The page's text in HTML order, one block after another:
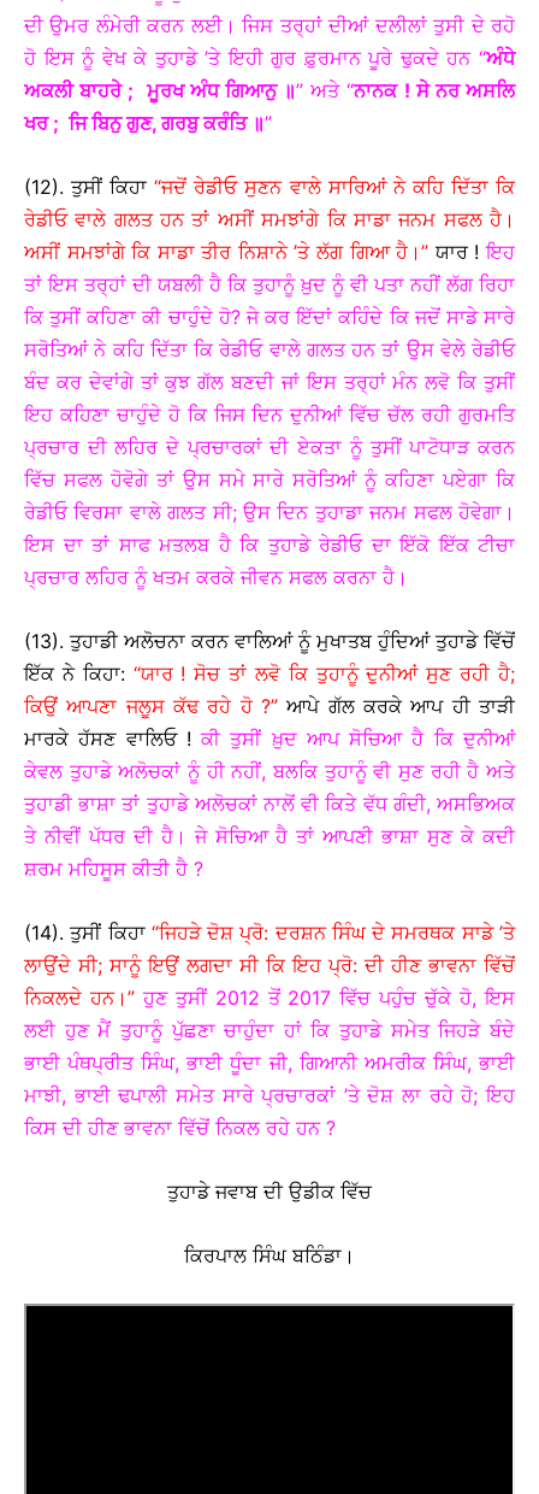
ਦੀ ਉਮਰ ਲੰਮੇਰੀ ਕਰਨ ਲਈ। ਜਿਸ ਤਰ੍ਹਾਂ ਦੀਆਂ ਦਲੀਲਾਂ ਤੁਸੀ ਦੇ ਰਹੋ
ਹੋ ਇਸ ਨੂੰ ਵੇਖ ਕੇ ਤੁਹਾਡੇ ’ਤੇ ਇਹੀ ਗੁਰ ਫ਼ੁਰਮਾਨ ਪੂਰੇ ਢੁਕਦੇ ਹਨ “ਅੰਧੇ
ਅਕਲੀ ਬਾਹਰੇ ; ਮੂਰਖ ਅੰਧ ਗਿਆਨੁ ॥” ਅਤੇ “ਨਾਨਕ ! ਸੇ ਨਰ ਅਸਲਿ
ਖਰ ; ਜਿ ਬਿਨੁ ਗੁਣ, ਗਰਬੁ ਕਰੰਤਿ ॥”
(12). ਤੁਸੀਂ ਕਿਹਾ“ਜਦੋਂ ਰੇਡੀਓ ਸੁਣਨ ਵਾਲੇ ਸਾਰਿਆਂ ਨੇ ਕਹਿ ਦਿੱਤਾ ਕਿ
ਰੇਡੀਓ ਵਾਲੇ ਗਲਤ ਹਨ ਤਾਂ ਅਸੀਂ ਸਮਝਾਂਗੇ ਕਿ ਸਾਡਾ ਜਨਮ ਸਫਲ ਹੈ।
ਅਸੀਂ ਸਮਝਾਂਗੇ ਕਿ ਸਾਡਾ ਤੀਰ ਨਿਸ਼ਾਨੇ ’ਤੇ ਲੱਗ ਗਿਆ ਹੈ।” ਯਾਰ !ਇਹ
ਤਾਂ ਇਸ ਤਰ੍ਹਾਂ ਦੀ ਯਬਲੀ ਹੈ ਕਿ ਤੁਹਾਨੂੰ ਖ਼ੁਦ ਨੂੰ ਵੀ ਪਤਾ ਨਹੀਂ ਲੱਗ ਰਿਹਾ
ਕਿ ਤੁਸੀਂ ਕਹਿਣਾ ਕੀ ਚਾਹੁੰਦੇ ਹੋ? ਜੇ ਕਰ ਇੱਦਾਂ ਕਹਿੰਦੇ ਕਿ ਜਦੋਂ ਸਾਡੇ ਸਾਰੇ
ਸਰੋਤਿਆਂ ਨੇ ਕਹਿ ਦਿੱਤਾ ਕਿ ਰੇਡੀਓ ਵਾਲੇ ਗਲਤ ਹਨ ਤਾਂ ਉਸ ਵੇਲੇ ਰੇਡੀਓ
ਬੰਦ ਕਰ ਦੇਵਾਂਗੇ ਤਾਂ ਕੁਝ ਗੱਲ ਬਣਦੀ ਜਾਂ ਇਸ ਤਰ੍ਹਾਂ ਮੰਨ ਲਵੋ ਕਿ ਤੁਸੀਂ
ਇਹ ਕਹਿਣਾ ਚਾਹੁੰਦੇ ਹੋ ਕਿ ਜਿਸ ਦਿਨ ਦੁਨੀਆਂ ਵਿੱਚ ਚੱਲ ਰਹੀ ਗੁਰਮਤਿ
ਪ੍ਰਚਾਰ ਦੀ ਲਹਿਰ ਦੇ ਪ੍ਰਚਾਰਕਾਂ ਦੀ ਏਕਤਾ ਨੂੰ ਤੁਸੀਂ ਪਾਟੋਧਾੜ ਕਰਨ
ਵਿੱਚ ਸਫਲ ਹੋਵੋਗੇ ਤਾਂ ਉਸ ਸਮੇ ਸਾਰੇ ਸਰੋਤਿਆਂ ਨੂੰ ਕਹਿਣਾ ਪਏਗਾ ਕਿ
ਰੇਡੀਓ ਵਿਰਸਾ ਵਾਲੇ ਗਲਤ ਸੀ; ਉਸ ਦਿਨ ਤੁਹਾਡਾ ਜਨਮ ਸਫਲ ਹੋਵੇਗਾ।
ਇਸ ਦਾ ਤਾਂ ਸਾਫ ਮਤਲਬ ਹੈ ਕਿ ਤੁਹਾਡੇ ਰੇਡੀਓ ਦਾ ਇੱਕੋ ਇੱਕ ਟੀਚਾ
ਪ੍ਰਚਾਰ ਲਹਿਰ ਨੂੰ ਖਤਮ ਕਰਕੇ ਜੀਵਨ ਸਫਲ ਕਰਨਾ ਹੈ।
(13). ਤੁਹਾਡੀ ਅਲੋਚਨਾ ਕਰਨ ਵਾਲਿਆਂ ਨੂੰ ਮੁਖਾਤਬ ਹੁੰਦਿਆਂ ਤੁਹਾਡੇ ਵਿੱਚੋਂ
ਇੱਕ ਨੇ ਕਿਹਾ: “ਯਾਰ ! ਸੋਚ ਤਾਂ ਲਵੋ ਕਿ ਤੁਹਾਨੂੰ ਦੁਨੀਆਂ ਸੁਣ ਰਹੀ ਹੈ;
ਕਿਉਂ ਆਪਣਾ ਜਲੂਸ ਕੱਢ ਰਹੇ ਹੋ ?” ਆਪੇ ਗੱਲ ਕਰਕੇ ਆਪ ਹੀ ਤਾੜੀ
ਮਾਰਕੇ ਹੱਸਣ ਵਾਲਿਓ !ਕੀ ਤੁਸੀਂ ਖ਼ੁਦ ਆਪ ਸੋਚਿਆ ਹੈ ਕਿ ਦੁਨੀਆਂ
ਕੇਵਲ ਤੁਹਾਡੇ ਅਲੋਚਕਾਂ ਨੂੰ ਹੀ ਨਹੀਂ, ਬਲਕਿ ਤੁਹਾਨੂੰ ਵੀ ਸੁਣ ਰਹੀ ਹੈ ਅਤੇ
ਤੁਹਾਡੀ ਭਾਸ਼ਾ ਤਾਂ ਤੁਹਾਡੇ ਅਲੋਚਕਾਂ ਨਾਲੋਂ ਵੀ ਕਿਤੇ ਵੱਧ ਗੰਦੀ, ਅਸਭਿਅਕ
ਤੇ ਨੀਵੀਂ ਪੱਧਰ ਦੀ ਹੈ। ਜੇ ਸੋਚਿਆ ਹੈ ਤਾਂ ਆਪਣੀ ਭਾਸ਼ਾ ਸੁਣ ਕੇ ਕਦੀ
ਸ਼ਰਮ ਮਹਿਸੂਸ ਕੀਤੀ ਹੈ ?
(14). ਤੁਸੀਂ ਕਿਹਾ “ਜਿਹੜੇ ਦੋਸ਼ ਪ੍ਰੋ: ਦਰਸ਼ਨ ਸਿੰਘ ਦੇ ਸਮਰਥਕ ਸਾਡੇ ’ਤੇ
ਲਾਉਂਦੇ ਸੀ; ਸਾਨੂੰ ਇਉਂ ਲਗਦਾ ਸੀ ਕਿ ਇਹ ਪ੍ਰੋ: ਦੀ ਹੀਣ ਭਾਵਨਾ ਵਿੱਚੋਂ
ਨਿਕਲਦੇ ਹਨ।” ਹੁਣ ਤੁਸੀਂ 2012 ਤੋਂ 2017 ਵਿੱਚ ਪਹੁੰਚ ਚੁੱਕੇ ਹੋ, ਇਸ
ਲਈ ਹੁਣ ਮੈਂ ਤੁਹਾਨੂੰ ਪੁੱਛਣਾ ਚਾਹੁੰਦਾ ਹਾਂ ਕਿ ਤੁਹਾਡੇ ਸਮੇਤ ਜਿਹੜੇ ਬੰਦੇ
ਭਾਈ ਪੰਥਪ੍ਰੀਤ ਸਿੰਘ, ਭਾਈ ਧੂੰਦਾ ਜੀ, ਗਿਆਨੀ ਅਮਰੀਕ ਸਿੰਘ, ਭਾਈ
ਮਾਝੀ, ਭਾਈ ਢਪਾਲੀ ਸਮੇਤ ਸਾਰੇ ਪ੍ਰਚਾਰਕਾਂ ’ਤੇ ਦੋਸ਼ ਲਾ ਰਹੇ ਹੋ; ਇਹ
ਕਿਸ ਦੀ ਹੀਣ ਭਾਵਨਾ ਵਿੱਚੋਂ ਨਿਕਲ ਰਹੇ ਹਨ ?
ਤੁਹਾਡੇ ਜਵਾਬ ਦੀ ਉਡੀਕ ਵਿੱਚ
ਕਿਰਪਾਲ ਸਿੰਘ ਬਠਿੰਡਾ।